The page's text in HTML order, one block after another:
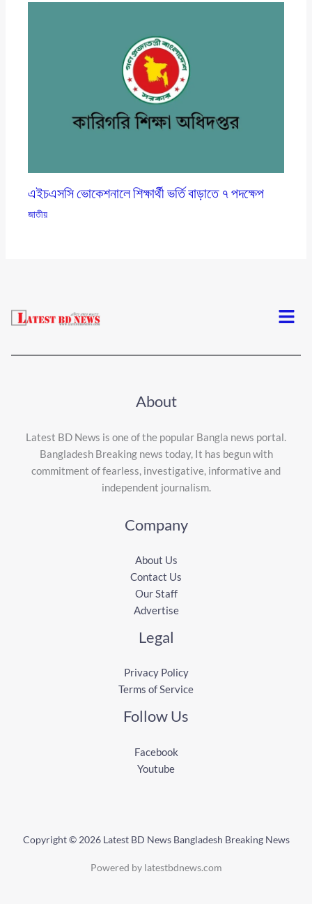
এইচএসসি ভোকেশনালে শিক্ষার্থী ভর্তি বাড়াতে ৭ পদক্ষেপ
জাতীয়
Menu
About
Latest BD News is one of the popular Bangla news portal.
Bangladesh Breaking news today, It has begun with
commitment of fearless, investigative, informative and
independent journalism.
Company
About Us
Contact Us
Our Staff
Advertise
Legal
Privacy Policy
Terms of Service
Follow Us
Facebook
Youtube
Copyright © 2026 Latest BD News Bangladesh Breaking News
Powered by latestbdnews.com